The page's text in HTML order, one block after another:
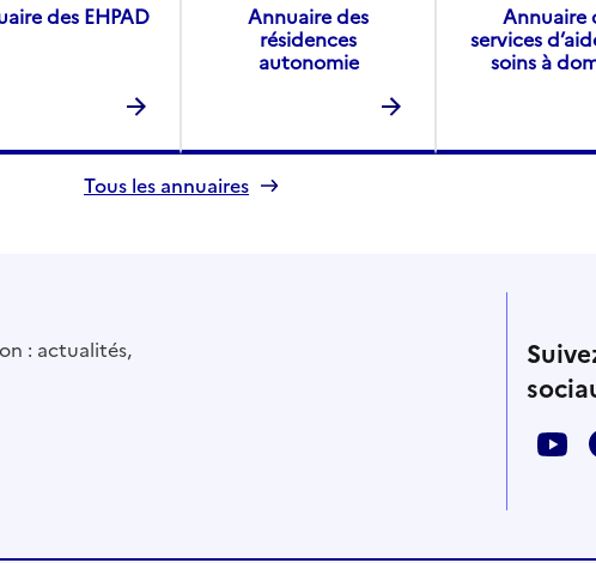
des EHPAD
Annuaire des
résidences
autonomie
Annuaire
services
soins à
Tous les annuaires
: actualités,